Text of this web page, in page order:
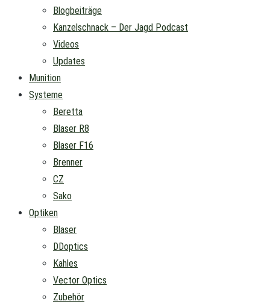
Blogbeiträge
Kanzelschnack – Der Jagd Podcast
Videos
Updates
Munition
Systeme
Beretta
Blaser R8
Blaser F16
Brenner
CZ
Sako
Optiken
Blaser
DDoptics
Kahles
Vector Optics
Zubehör